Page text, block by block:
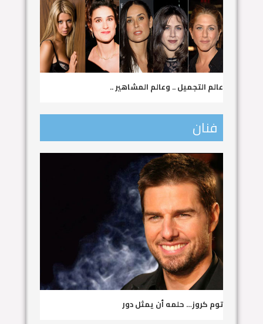
عالم التجميل .. وعالم المشاهير ..
فنان
توم كروز… حلمه أن يمثل دور